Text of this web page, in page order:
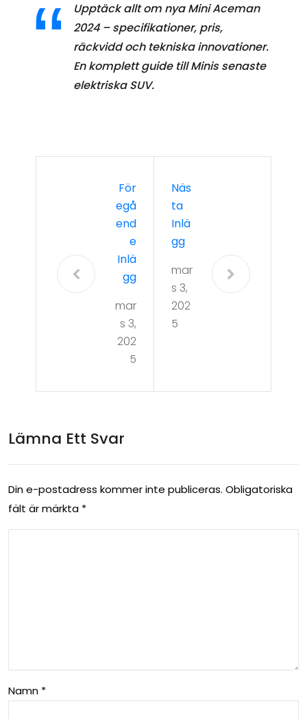
Upptäck allt om nya Mini Aceman
2024 – specifikationer, pris,
räckvidd och tekniska innovationer.
En komplett guide till Minis senaste
elektriska SUV.
För
Egå
End
E
Inlä
Gg
mar
s 3,
202
5
Näs
Ta
Inlä
Gg
mar
s 3,
202
5
Lämna Ett Svar
Din e-postadress kommer inte publiceras. Obligatoriska
fält är märkta *
Namn *